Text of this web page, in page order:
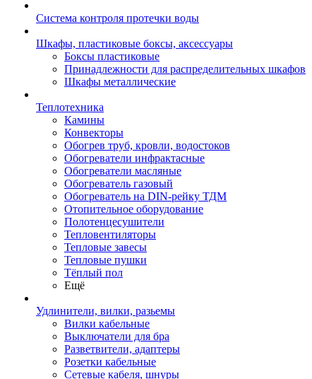
Система контроля протечки воды
Шкафы, пластиковые боксы, аксессуары
Боксы пластиковые
Принадлежности для распределительных шкафов
Шкафы металлические
Теплотехника
Камины
Конвекторы
Обогрев труб, кровли, водостоков
Обогреватели инфрактасные
Обогреватели масляные
Обогреватель газовый
Обогреватель на DIN-рейку ТДМ
Отопительное оборудование
Полотенцесушители
Тепловентиляторы
Тепловые завесы
Тепловые пушки
Тёплый пол
Ещё
Удлинители, вилки, разьемы
Вилки кабельные
Выключатели для бра
Разветвители, адаптеры
Розетки кабельные
Сетевые кабеля, шнуры